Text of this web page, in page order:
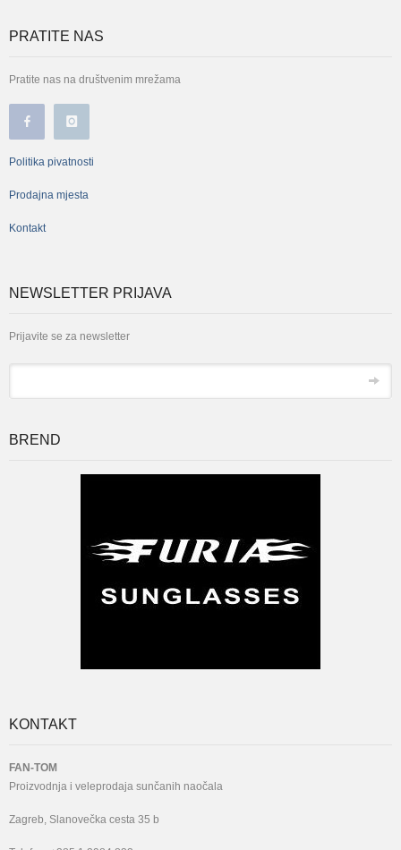
PRATITE NAS
Pratite nas na društvenim mrežama
Politika pivatnosti
Prodajna mjesta
Kontakt
NEWSLETTER PRIJAVA
Prijavite se za newsletter
BREND
KONTAKT
FAN-TOM
Proizvodnja i veleprodaja sunčanih naočala
Zagreb, Slanovečka cesta 35 b